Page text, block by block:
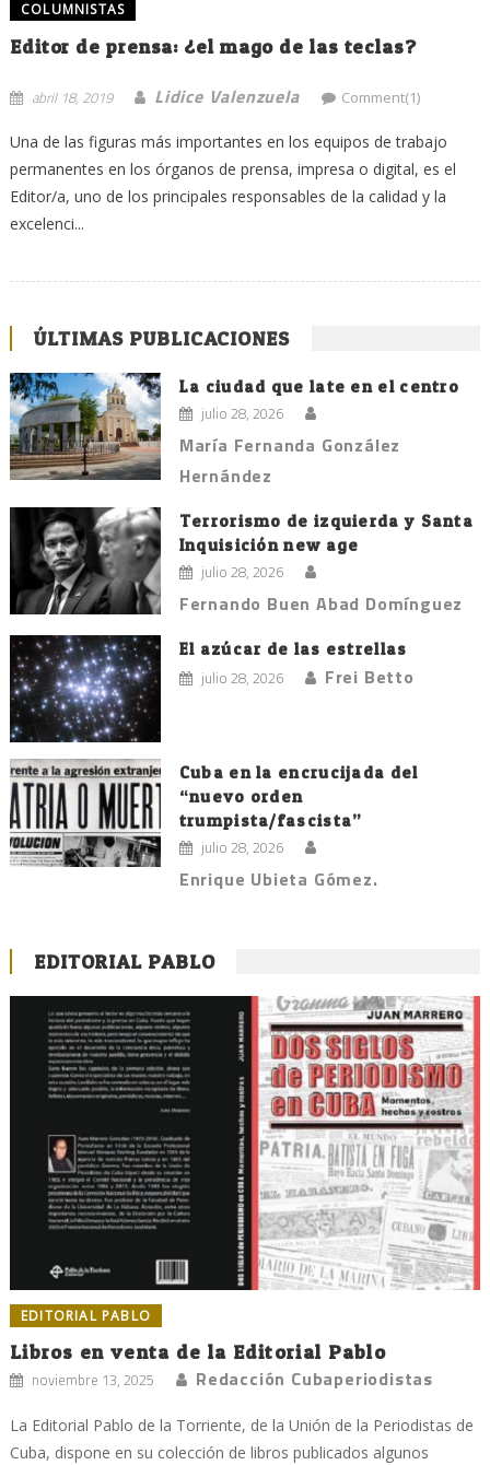
COLUMNISTAS
Editor de prensa: ¿el mago de las teclas?
abril 18, 2019 Lidice Valenzuela Comment(1)
Una de las figuras más importantes en los equipos de trabajo
permanentes en los órganos de prensa, impresa o digital, es el
Editor/a, uno de los principales responsables de la calidad y la
excelenci...
ÚLTIMAS PUBLICACIONES
La ciudad que late en el centro
julio 28, 2026
María Fernanda González
Hernández
Terrorismo de izquierda y Santa
Inquisición new age
julio 28, 2026
Fernando Buen Abad Domínguez
El azúcar de las estrellas
julio 28, 2026 Frei Betto
Cuba en la encrucijada del
“nuevo orden
trumpista/fascista”
julio 28, 2026
Enrique Ubieta Gómez.
EDITORIAL PABLO
EDITORIAL PABLO
Libros en venta de la Editorial Pablo
noviembre 13, 2025 Redacción Cubaperiodistas
La Editorial Pablo de la Torriente, de la Unión de la Periodistas de
Cuba, dispone en su colección de libros publicados algunos